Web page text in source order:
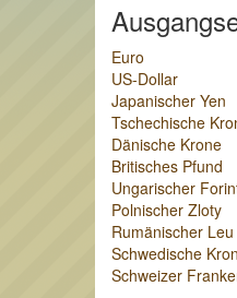
Euro
US-Dollar
Japanischer Yen
Tschechische
Dänische Krone
Britisches Pfund
Ungarischer
Polnischer Zloty
Rumänischer Leu
Schwedische
Schweizer